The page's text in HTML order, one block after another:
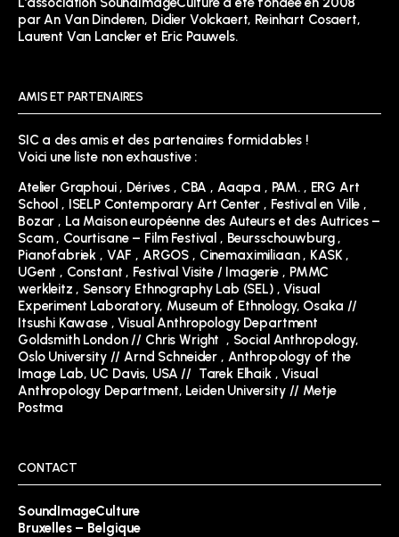
par An Van Dinderen, Didier Volckaert, Reinhart Cosaert,
Laurent Van Lancker et Eric Pauwels.
AMIS ET PARTENAIRES
SIC a des amis et des partenaires formidables !
Voici une liste non exhaustive :
Atelier Graphoui, Dérives , CBA , Aaapa , PAM. , ERG Art
School , ISELP Contemporary Art Center , Festival en Ville ,
Bozar , La Maison européenne des Auteurs et des Autrices –
Scam, Courtisane – Film Festival , Beursschouwburg,
Pianofabriek , VAF , ARGOS , Cinemaximiliaan, KASK,
UGent , Constant , Festival Visite / Imagerie , PMMC
werkleitz , Sensory Ethnography Lab (SEL),Visual
Experiment Laboratory, Museum of Ethnology, Osaka //
Itsushi Kawase,Visual Anthropology Department
Goldsmith London// Chris Wright , Social Anthropology,
Oslo University // Arnd Schneider , Anthropology of the
Image Lab, UC Davis, USA // Tarek Elhaik,Visual
Anthropology Department, Leiden University // Metje
Postma
CONTACT
SoundImageCulture
Bruxelles – Belgique